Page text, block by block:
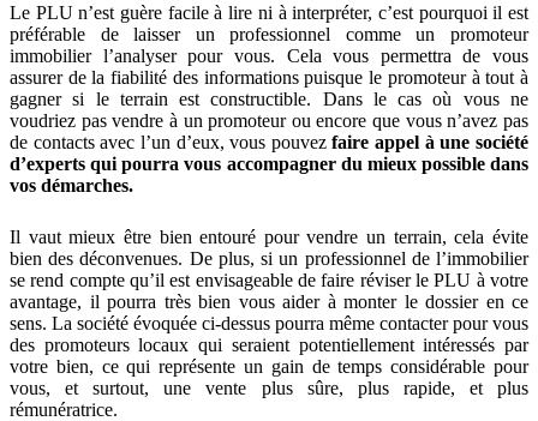
Le PLU n’est guère facile à lire ni à interpréter, c’est pourquoi il est
préférable de laisser un professionnel comme un promoteur
immobilier l’analyser pour vous. Cela vous permettra de vous
assurer de la fiabilité des informations puisque le promoteur à tout à
gagner si le terrain est constructible. Dans le cas où vous ne
voudriez pas vendre à un promoteur ou encore que vous n’avez pas
de contacts avec l’un d’eux, vous pouvezfaire appel à une société
d’experts qui pourra vous accompagner du mieux possible dans
vos démarches.
Il vaut mieux être bien entouré pour vendre un terrain, cela évite
bien des déconvenues. De plus, si un professionnel de l’immobilier
se rend compte qu’il est envisageable de faire réviser le PLU à votre
avantage, il pourra très bien vous aider à monter le dossier en ce
sens. La société évoquée ci-dessus pourra même contacter pour vous
des promoteurs locaux qui seraient potentiellement intéressés par
votre bien, ce qui représente un gain de temps considérable pour
vous, et surtout, une vente plus sûre, plus rapide, et plus
rémunératrice.